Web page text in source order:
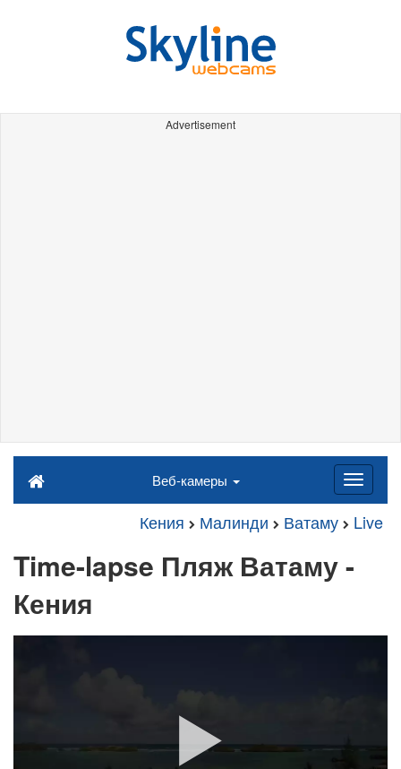
Advertisement
Веб-камеры
Кения Малинди Ватаму Live
Time-lapse Пляж Ватаму -
Кения